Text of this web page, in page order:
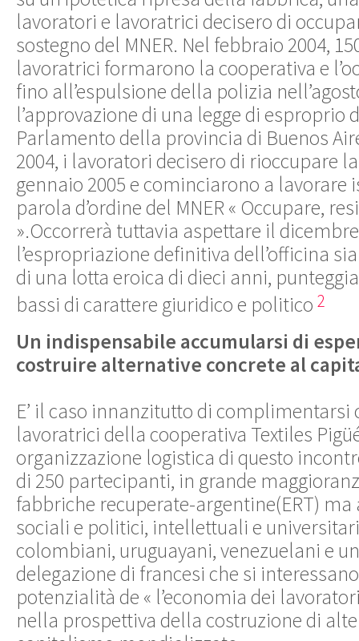
lavoratori e lavoratrici decisero di
sostegno del MNER. Nel febbraio 2004,
lavoratrici formarono la cooperativa e
fino all’espulsione della polizia
l’approvazione di una legge di esproprio
Parlamento della provincia di Buenos
2004, i lavoratori decisero di rioccupare
gennaio 2005 e cominciarono a lavorare
parola d’ordine del MNER « Occupare,
».Occorrerà tuttavia aspettare il
l’espropriazione definitiva dell’officina
di una lotta eroica di dieci anni,
bassi di carattere giuridico e politico 2
Un indispensabile accumularsi di
costruire alternative concrete al
E’ il caso innanzitutto di complimentarsi
lavoratrici della cooperativa Textiles
organizzazione logistica di questo
di 250 partecipanti, in grande
fabbriche recuperate-argentine(ERT)
sociali e politici, intellettuali e
colombiani, uruguayani, venezuelani e
delegazione di francesi che si
potenzialità de « l’economia dei
nella prospettiva della costruzione di